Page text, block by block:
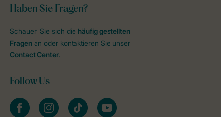
Haben Sie Fragen?
Schauen Sie sich die häufig gestellten
Fragen an oder kontaktieren Sie unser
Contact Center.
Follow Us
facebookinstagramtiktok youtube